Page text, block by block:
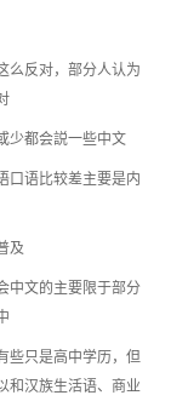
么反对，部分人认为
少都会説一些中文
口语比较差主要是内
及
中文的主要限于部分
些只是高中学历，但
和汉族生活语、商业